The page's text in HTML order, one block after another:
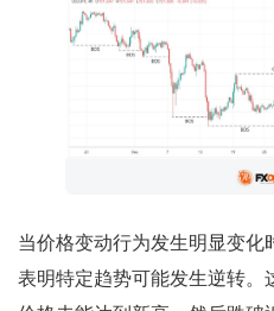
当价格变动行为发生明显变化
表明特定趋势可能发生逆转。